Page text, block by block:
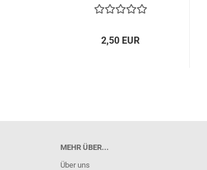
2,50 EUR
MEHR ÜBER...
Über uns